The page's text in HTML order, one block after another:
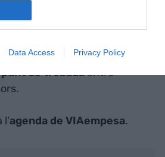
Data Access Privacy Policy
atractiva per
consells i per
La trobada també està
punt de trobadaentre
l'agenda de VIAempesa.